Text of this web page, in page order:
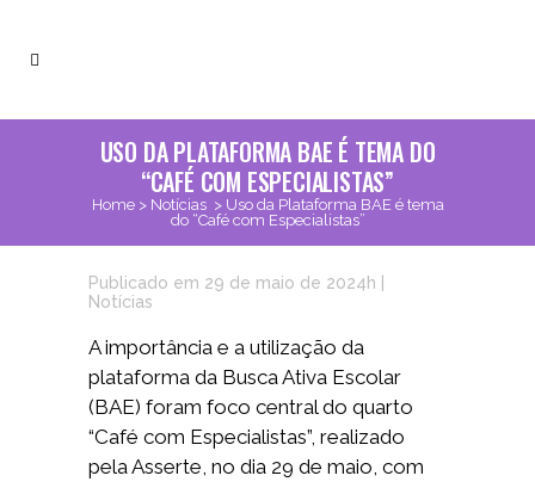
USO DA PLATAFORMA BAE É TEMA DO
“CAFÉ COM ESPECIALISTAS”
Home> Notícias > Uso da Plataforma BAE é tema
do “Café com Especialistas”
Publicado em 29 de maio de 2024h
Notícias
A importância e a utilização da
plataforma da Busca Ativa Escolar
(BAE) foram foco central do quarto
“Café com Especialistas”, realizado
pela Asserte, no dia 29 de maio, com